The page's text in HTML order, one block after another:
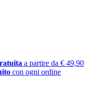
a partire da € 49,90
con ogni ordine